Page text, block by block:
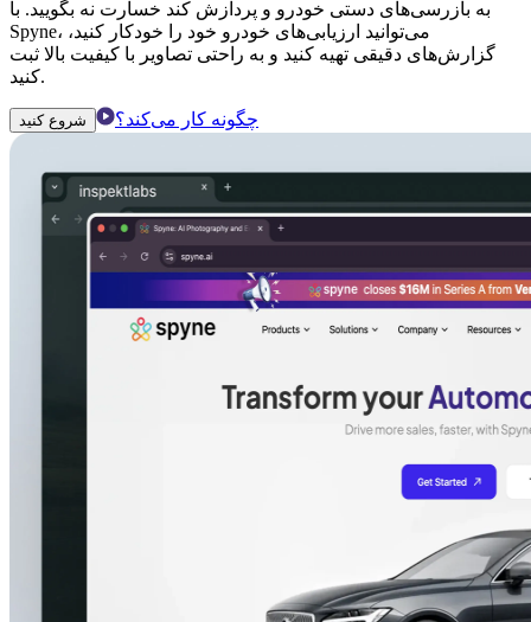
به بازرسی‌های دستی خودرو و پردازش کند خسارت نه بگویید. با
Spyne، می‌توانید ارزیابی‌های خودرو خود را خودکار کنید،
گزارش‌های دقیقی تهیه کنید و به راحتی تصاویر با کیفیت بالا ثبت
کنید.
شروع کنید چگونه کار می‌کند؟